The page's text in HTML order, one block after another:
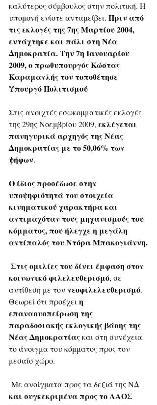
καλύτερος σύμβουλος στην πολιτική. Η
υπομονή ενίοτε ανταμείβει. Πριν από
τις εκλογές της 7ης Μαρτίου 2004,
εντάχτηκε και πάλι στη Νέα
Δημοκρατία. Την 7η Ιανουαρίου
2009, ο πρωθυπουργός Κώστας
Καραμανλής τον τοποθέτησε
Υπουργό Πολιτισμού
Στις ανοιχτές εσωκομματικές εκλογές
της 29ης Νοεμβρίου 2009, εκλέγεται
πανηγυρικά αρχηγός της Νέας
Δημοκρατίας με το 50,06% των
ψήφων.
Ο ίδιος προσέδωσε στην
υποψηφιότητά του στοιχεία
κινηματικού χαρακτήρα και
αντιμαχόταν τους μηχανισμούς του
κόμματος, που ήλεγχε η μεγάλη
αντίπαλός του Ντόρα Μπακογιάννη.
κοινωνικό φιλελευθερισμό, σε
αντίθεση με τον νεοφιλελευθερισμό.
Θεωρεί ότι προέχει η
επανασυσπείρωση της
παραδοσιακής εκλογικής βάσης της
Νέας Δημοκρατίας και στη συνέχεια
το άνοιγμα του κόμματος προς τον
μεσαίο χώρο.
Με ανοίγματα προς τα δεξιά της ΝΔ
και συγκεκριμένα προς το ΛΑΟΣ